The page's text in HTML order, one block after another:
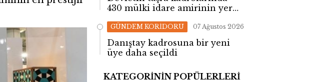
430 mülki idare amirinin yeri
GÜNDEM KORİDORU 07 Ağustos 2026
Danıştay kadrosuna bir yeni
üye daha seçildi
KATEGORİNİN POPÜLERLERİ